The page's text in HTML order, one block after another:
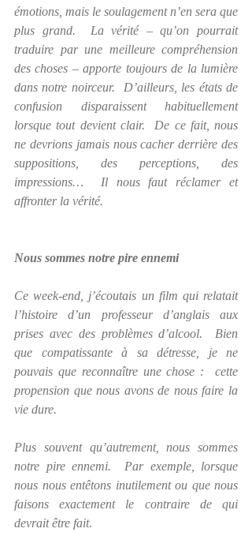
émotions, mais le soulagement n’en sera que
plus grand.  La vérité – qu’on pourrait
traduire par une meilleure compréhension
des choses – apporte toujours de la lumière
dans notre noirceur.  D’ailleurs, les états de
confusion disparaissent habituellement
lorsque tout devient clair.  De ce fait, nous
ne devrions jamais nous cacher derrière des
suppositions, des perceptions, des
impressions…  Il nous faut réclamer et
affronter la vérité.
Nous sommes notre pire ennemi
Ce week-end, j’écoutais un film qui relatait
l’histoire d’un professeur d’anglais aux
prises avec des problèmes d’alcool.  Bien
que compatissante à sa détresse, je ne
pouvais que reconnaître une chose :  cette
propension que nous avons de nous faire la
vie dure.
Plus souvent qu’autrement, nous sommes
notre pire ennemi.  Par exemple, lorsque
nous nous entêtons inutilement ou que nous
faisons exactement le contraire de qui
devrait être fait.